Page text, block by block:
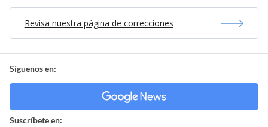
Revisa nuestra página de correcciones
Síguenos en:
Suscríbete en: